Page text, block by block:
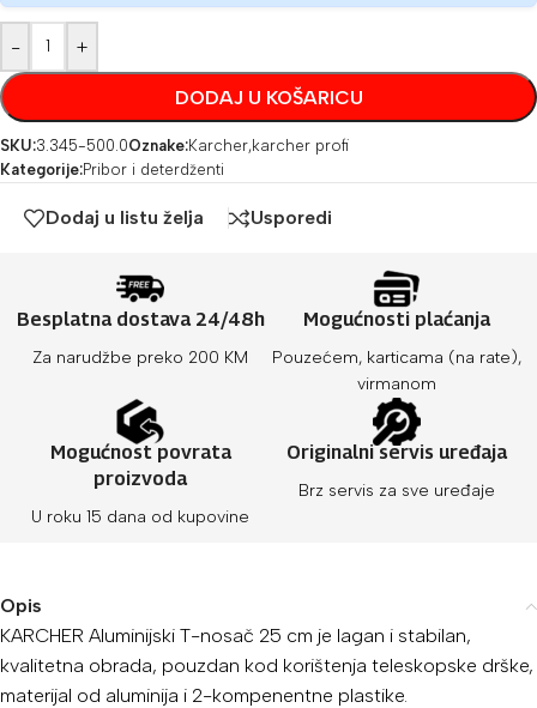
- +
DODAJ U KOŠARICU
SKU:3.345-500.0Oznake:Karcher,karcher profi
Kategorije:Pribor i deterdženti
Dodaj u listu želja Usporedi
Besplatna dostava 24/48h
Za narudžbe preko 200 KM
Mogućnosti plaćanja
Pouzećem, karticama (na rate),
virmanom
Mogućnost povrata
proizvoda
U roku 15 dana od kupovine
Originalni servis uređaja
Brz servis za sve uređaje
Opis
KARCHER Aluminijski T-nosač 25 cm je lagan i stabilan,
kvalitetna obrada, pouzdan kod korištenja teleskopske drške,
materijal od aluminija i 2-kompenentne plastike.